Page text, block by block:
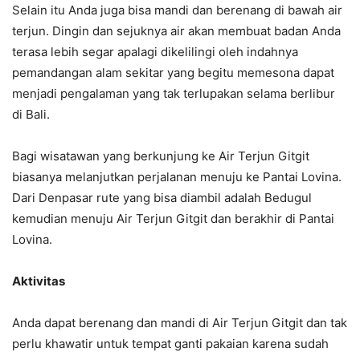
Selain itu Anda juga bisa mandi dan berenang di bawah air
terjun. Dingin dan sejuknya air akan membuat badan Anda
terasa lebih segar apalagi dikelilingi oleh indahnya
pemandangan alam sekitar yang begitu memesona dapat
menjadi pengalaman yang tak terlupakan selama berlibur
di Bali.
Bagi wisatawan yang berkunjung ke Air Terjun Gitgit
biasanya melanjutkan perjalanan menuju ke Pantai Lovina.
Dari Denpasar rute yang bisa diambil adalah Bedugul
kemudian menuju Air Terjun Gitgit dan berakhir di Pantai
Lovina.
Aktivitas
Anda dapat berenang dan mandi di Air Terjun Gitgit dan tak
perlu khawatir untuk tempat ganti pakaian karena sudah